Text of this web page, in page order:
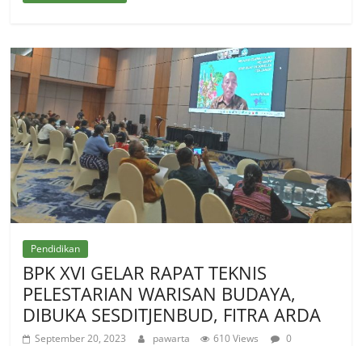
Pendidikan
BPK XVI GELAR RAPAT TEKNIS
PELESTARIAN WARISAN BUDAYA,
DIBUKA SESDITJENBUD, FITRA ARDA
September 20, 2023 pawarta 610 Views
0